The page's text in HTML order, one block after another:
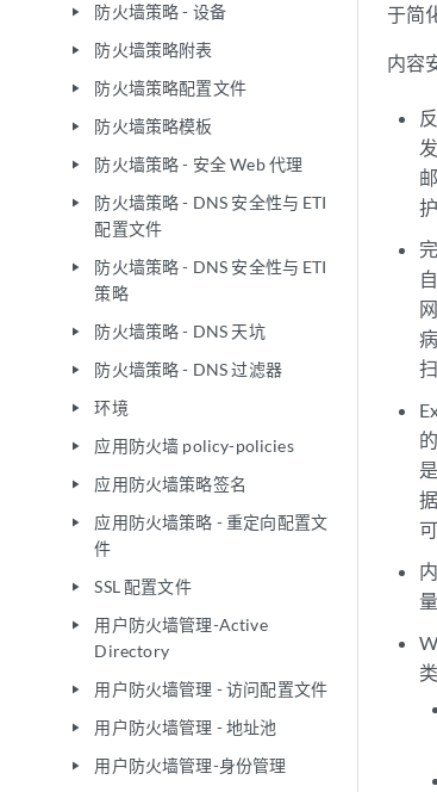
play_arrow 防火墙策略 - 设备
play_arrow 防火墙策略附表
play_arrow 防火墙策略配置文件
play_arrow 防火墙策略模板
play_arrow 防火墙策略 - 安全 Web 代理
play_arrow
防火墙策略 - DNS 安全性与 ETI
配置文件
play_arrow
防火墙策略 - DNS 安全性与 ETI
策略
play_arrow 防火墙策略 - DNS 天坑
play_arrow 防火墙策略 - DNS 过滤器
play_arrow 环境
play_arrow 应用防火墙 policy-policies
play_arrow 应用防火墙策略签名
play_arrow
应用防火墙策略 - 重定向配置文
件
play_arrow SSL 配置文件
play_arrow
用户防火墙管理-Active
Directory
play_arrow 用户防火墙管理 - 访问配置文件
play_arrow 用户防火墙管理 - 地址池
play_arrow 用户防火墙管理-身份管理
于简
内容